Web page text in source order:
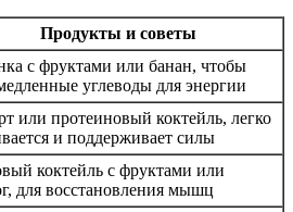
Продукты и советы
с фруктами или банан, чтобы
углеводы для энергии
или протеиновый коктейль, легко
и поддерживает силы
коктейль с фруктами или
для восстановления мышц